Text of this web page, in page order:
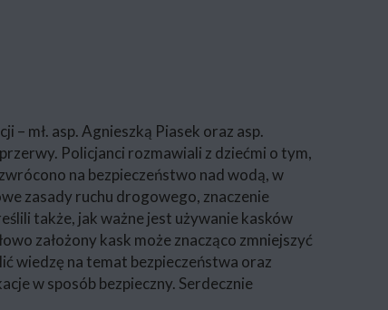
– mł. asp. Agnieszką Piasek oraz asp.
Policjanci rozmawiali z dziećmi o tym,
na bezpieczeństwo nad wodą, w
zasady ruchu drogowego, znaczenie
także, jak ważne jest używanie kasków
założony kask może znacząco zmniejszyć
wiedzę na temat bezpieczeństwa oraz
w sposób bezpieczny. Serdecznie